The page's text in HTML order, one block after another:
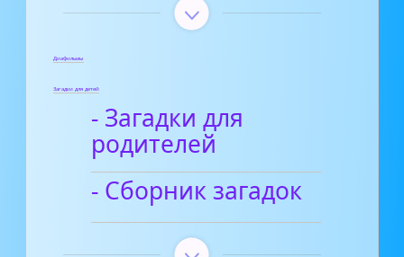
Диафильмы
Загадки для детей
- Загадки для
родителей
- Сборник загадок